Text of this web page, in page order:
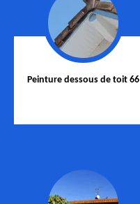
Peinture dessous de toit 66